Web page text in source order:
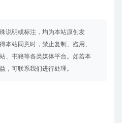
说明或标注，均为本站原创发
本站同意时，禁止复制、盗用、
、书籍等各类媒体平台。如若本
，可联系我们进行处理。